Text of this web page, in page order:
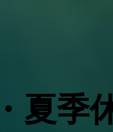
夏季